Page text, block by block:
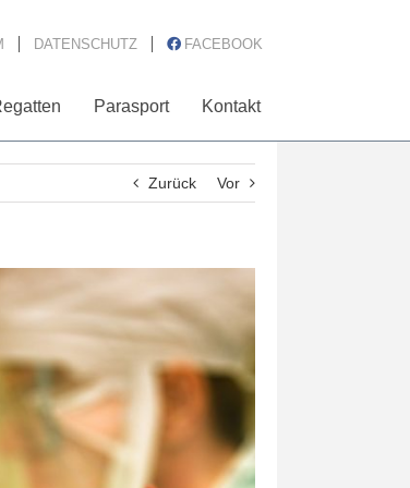
DATENSCHUTZ FACEBOOK
Parasport Kontakt
Zurück Vor